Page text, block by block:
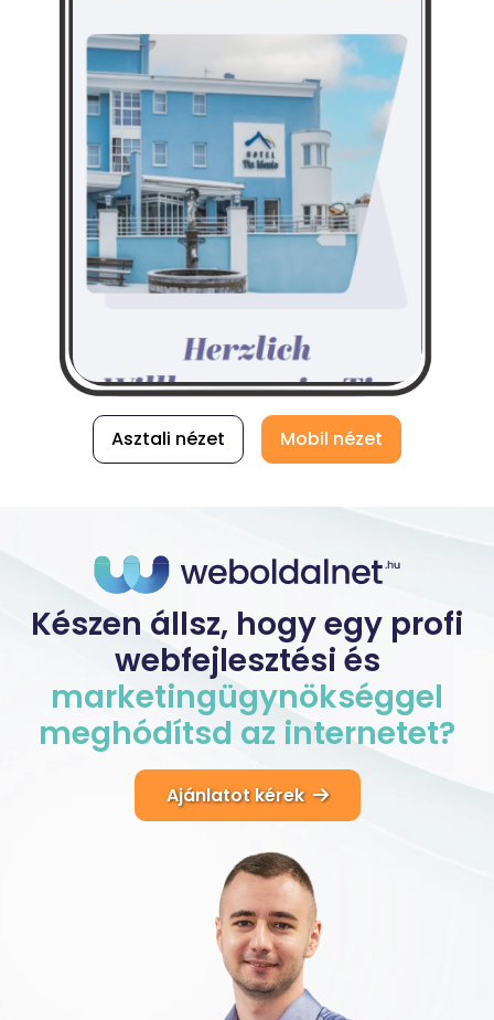
Asztali nézet Mobil nézet
Készen állsz, hogy egy profi
webfejlesztési és
marketingügynökséggel
meghódítsd az internetet?
Ajánlatot kérek